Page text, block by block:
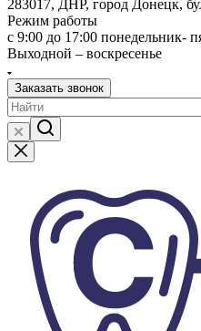
283017, ДНР, город Донецк,
Режим работы
с 9:00 до 17:00 понедельник-
Выходной – воскресенье
Заказать звонок